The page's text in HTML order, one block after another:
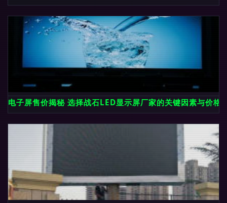
电子屏售价揭秘 选择战石LED显示屏厂家的关键因素与价格